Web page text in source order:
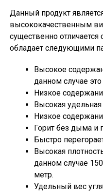
Данный продукт
высококачественным
существенно отличается
обладает следующими
Высокое
данном случае это
Низкое
Высокая удельная
Низкое
Горит без дыма и
Быстро
Высокая
данном случае
метр.
Удельный вес